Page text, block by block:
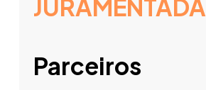
JURAMENTADA
Parceiros